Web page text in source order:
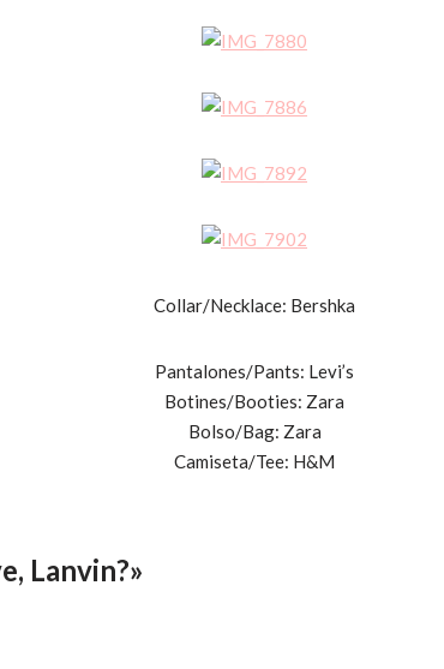
Collar/Necklace: Bershka
Pantalones/Pants: Levi’s
Botines/Booties: Zara
Bolso/Bag: Zara
Camiseta/Tee: H&M
Lanvin?»